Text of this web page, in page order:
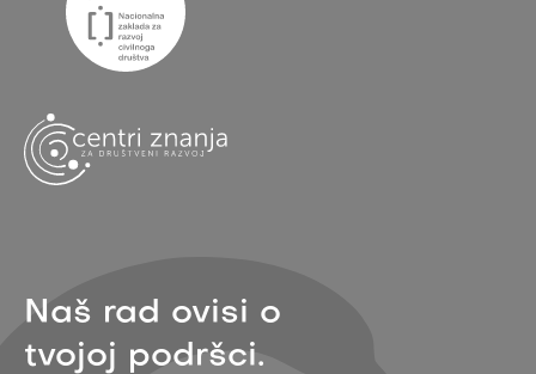
Naš rad ovisi o
tvojoj podršci.